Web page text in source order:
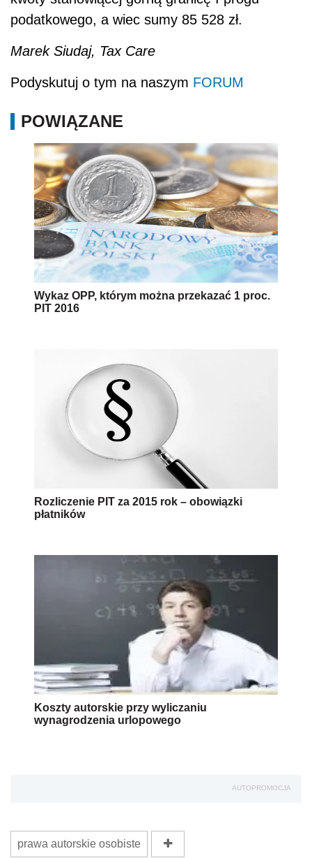
podatkowego, a wiec sumy 85 528 zł.
Marek Siudaj, Tax Care
Podyskutuj o tym na naszym FORUM
POWIĄZANE
Wykaz OPP, którym można przekazać 1 proc.
PIT 2016
Rozliczenie PIT za 2015 rok – obowiązki
płatników
Koszty autorskie przy wyliczaniu
wynagrodzenia urlopowego
AUTOPROMOCJA
prawa autorskie osobiste